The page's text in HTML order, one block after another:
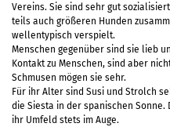
Vereins. Sie sind sehr gut
teils auch größeren Hunden
wellentypisch verspielt.
Menschen gegenüber sind sie lieb
Kontakt zu Menschen, sind aber
Schmusen mögen sie sehr.
Für ihr Alter sind Susi und Strolch
die Siesta in der spanischen Sonne.
ihr Umfeld stets im Auge.